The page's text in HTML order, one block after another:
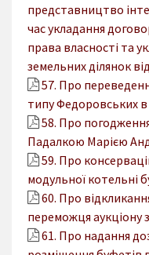
представництво
час укладання
права власності та
земельних ділянок від
57. Про
типу Федоровських в
58. Про
Падалкою Марією
59. Про
модульної котельні
60. Про
переможця аукціону
61. Про надання